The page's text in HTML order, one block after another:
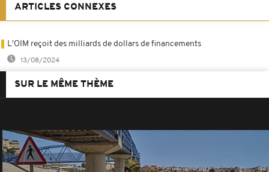
ARTICLES CONNEXES
L'OIM reçoit des milliards de dollars de financements
13/08/2024
SUR LE MÊME THÈME